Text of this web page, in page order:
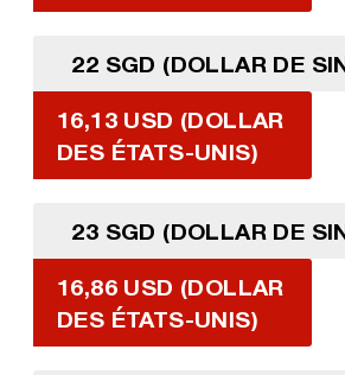
22 SGD (DOLLAR DE
16,13 USD (DOLLAR
DES ÉTATS-UNIS)
23 SGD (DOLLAR DE
16,86 USD (DOLLAR
DES ÉTATS-UNIS)